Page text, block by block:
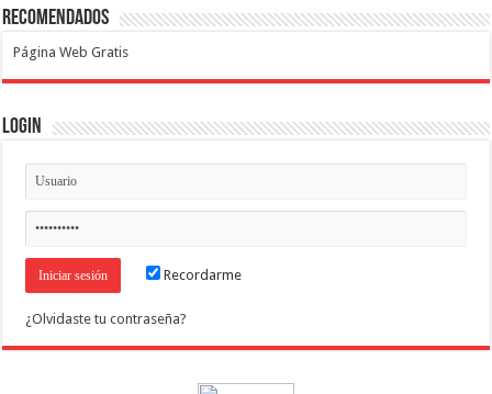
Recomendados
Página Web Gratis
Login
Recordarme
¿Olvidaste tu contraseña?